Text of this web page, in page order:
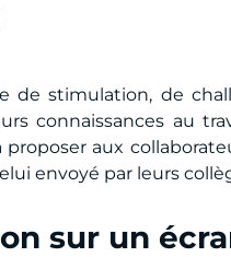
de stimulation, de
connaissances au
proposer aux
envoyé par leurs
sur un